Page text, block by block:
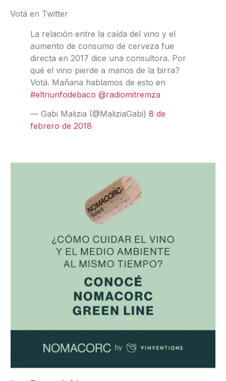
Votá en Twitter
La relación entre la caída del vino y el
aumento de consumo de cerveza fue
directa en 2017 dice una consultora. Por
qué el vino pierde a manos de la birra?
Votá. Mañana hablamos de esto en
#eltriunfodebaco @radiomitremza
— Gabi Malizia (@MaliziaGabi) 8 de
febrero de 2018